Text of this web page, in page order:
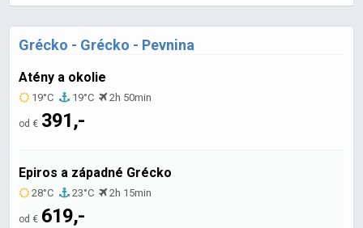
Grécko - Grécko - Pevnina
Atény a okolie
19°C 19°C 2h 50min
od € 391,-
Epiros a západné Grécko
28°C 23°C 2h 15min
od € 619,-